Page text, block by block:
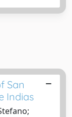
San
Indias